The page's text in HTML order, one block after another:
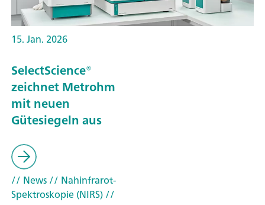
15. Jan. 2026
SelectScience®
zeichnet Metrohm
mit neuen
Gütesiegeln aus
// News// Nahinfrarot-
Spektroskopie (NIRS)//